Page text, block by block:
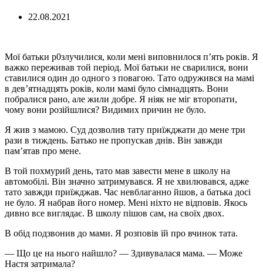
22.08.2021
Мої батьки р0злучилися, коли мені виповнилося п’ять років. Я
важко переживав той період. Мої батьки не сварилися, вони
ставилися один до одного з повагою. Тато одружився на мамі
в дев’ятнадцять років, коли мамі було сімнадцять. Вони
побралися рано, але жили добре. Я ніяк не міг второпати,
чому вони розійшлися? Видимих причин не було.
Я жив з мамою. Суд дозволив тату приїжджати до мене три
рази в тиждень. Батько не пропускав днів. Він завжди
пам’ятав про мене.
В той похмурий день, тато мав завести мене в школу на
автомобілі. Він значно затримувався. Я не хвилювався, адже
тато завжди приїжджав. Час невблаганно йшов, а батька досі
не було. Я набрав його номер. Мені ніхто не відповів. Якось
дивно все виглядає. В школу пішов сам, на своїх двох.
В обід подзвонив до мами. Я розповів їй про вчинок тата.
— Що це на нього найшло? — Здивувалася мама. — Може
Настя затримала?